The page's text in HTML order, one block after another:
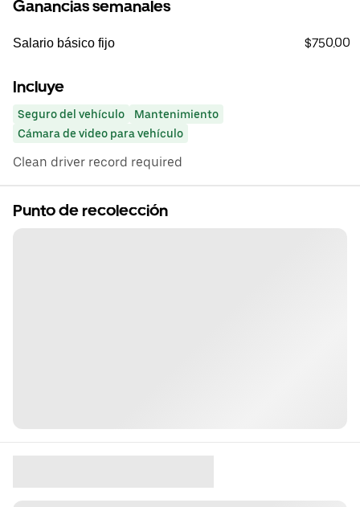
Ganancias semanales
Salario básico fijo $750.00
Incluye
Seguro del vehículo
Mantenimiento
Cámara de video para vehículo
Clean driver record required
Punto de recolección